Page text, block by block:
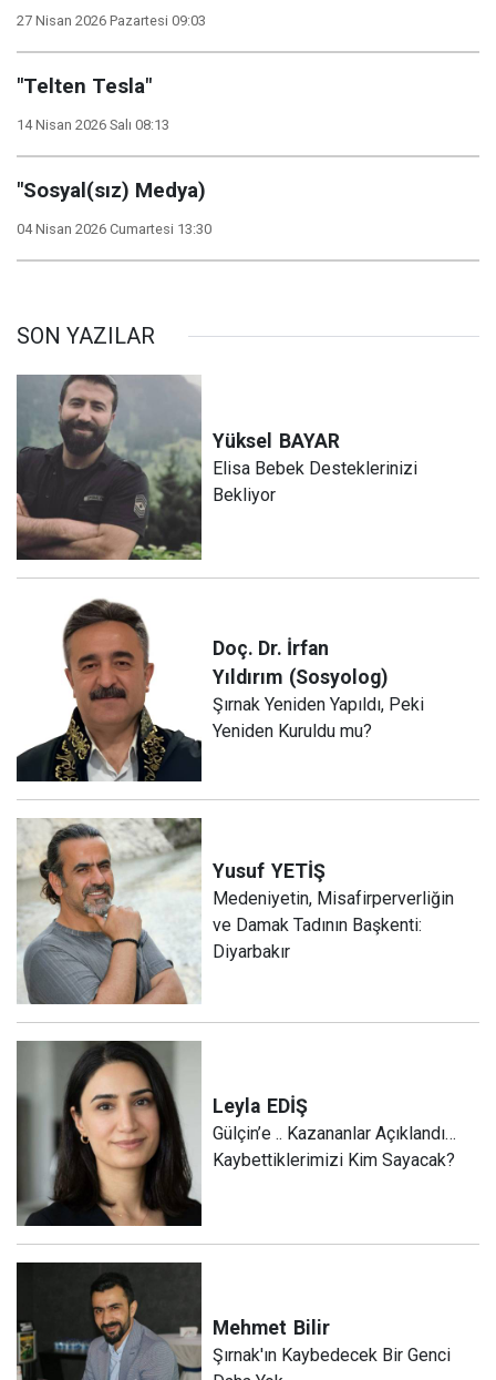
27 Nisan 2026 Pazartesi 09:03
"Telten Tesla"
14 Nisan 2026 Salı 08:13
"Sosyal(sız) Medya)
04 Nisan 2026 Cumartesi 13:30
SON YAZILAR
Yüksel BAYAR
Elisa Bebek Desteklerinizi
Bekliyor
Doç. Dr. İrfan
Yıldırım (Sosyolog)
Şırnak Yeniden Yapıldı, Peki
Yeniden Kuruldu mu?
Yusuf YETİŞ
Medeniyetin, Misafirperverliğin
ve Damak Tadının Başkenti:
Diyarbakır
Leyla EDİŞ
Gülçin’e .. Kazananlar Açıklandı…
Kaybettiklerimizi Kim Sayacak?
Mehmet Bilir
Şırnak'ın Kaybedecek Bir Genci